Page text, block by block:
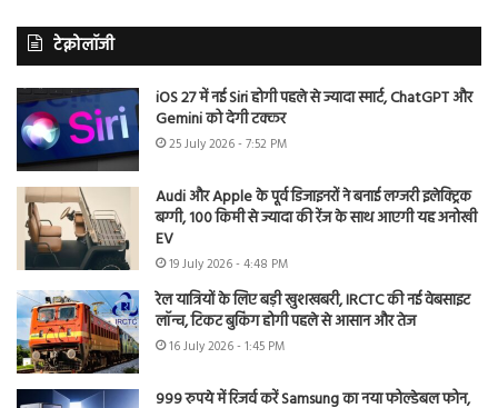
टेक्नोलॉजी
iOS 27 में नई Siri होगी पहले से ज्यादा स्मार्ट, ChatGPT और
Gemini को देगी टक्कर
25 July 2026 - 7:52 PM
Audi और Apple के पूर्व डिजाइनरों ने बनाई लग्जरी इलेक्ट्रिक
बग्गी, 100 किमी से ज्यादा की रेंज के साथ आएगी यह अनोखी
EV
19 July 2026 - 4:48 PM
रेल यात्रियों के लिए बड़ी खुशखबरी, IRCTC की नई वेबसाइट
लॉन्च, टिकट बुकिंग होगी पहले से आसान और तेज
16 July 2026 - 1:45 PM
999 रुपये में रिजर्व करें Samsung का नया फोल्डेबल फोन,